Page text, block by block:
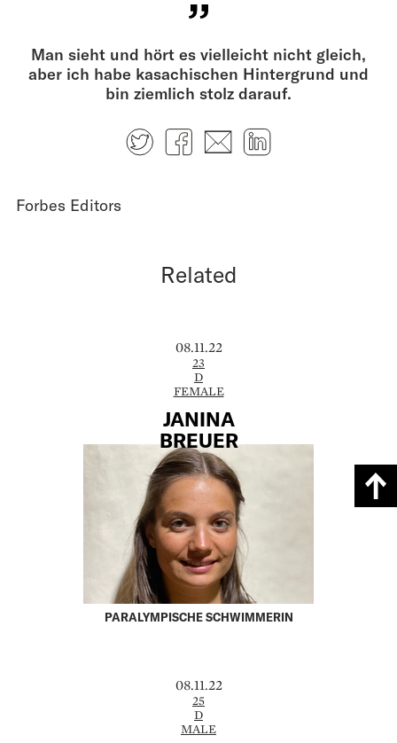
Man sieht und hört es vielleicht nicht gleich,
aber ich habe kasachischen Hintergrund und
bin ziemlich stolz darauf.
TwitterFacebook
E-mail
Forbes Editors
Related
08.11.22
23
D
FEMALE
JANINA
BREUER
PARALYMPISCHE SCHWIMMERIN
08.11.22
25
D
MALE